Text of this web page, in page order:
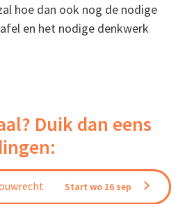
hoe dan ook nog de nodige
en het nodige denkwerk
Duik dan eens
Start wo 16 sep